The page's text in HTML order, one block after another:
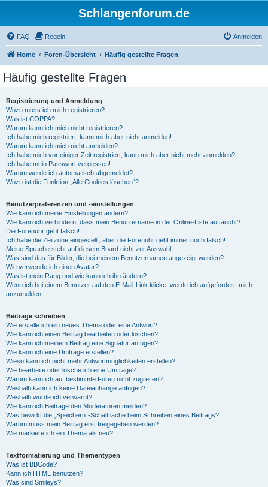
Schlangenforum.de
FAQ Regeln Anmelden
Home Foren-Übersicht Häufig gestellte Fragen
Häufig gestellte Fragen
Registrierung und Anmeldung
Wozu muss ich mich registrieren?
Was ist COPPA?
Warum kann ich mich nicht registrieren?
Ich habe mich registriert, kann mich aber nicht anmelden!
Warum kann ich mich nicht anmelden?
Ich habe mich vor einiger Zeit registriert, kann mich aber nicht mehr anmelden?!
Ich habe mein Passwort vergessen!
Warum werde ich automatisch abgemeldet?
Wozu ist die Funktion „Alle Cookies löschen“?
Benutzerpräferenzen und -einstellungen
Wie kann ich meine Einstellungen ändern?
Wie kann ich verhindern, dass mein Benutzername in der Online-Liste auftaucht?
Die Forenuhr geht falsch!
Ich habe die Zeitzone eingestellt, aber die Forenuhr geht immer noch falsch!
Meine Sprache steht auf diesem Board nicht zur Auswahl!
Was sind das für Bilder, die bei meinem Benutzernamen angezeigt werden?
Wie verwende ich einen Avatar?
Was ist mein Rang und wie kann ich ihn ändern?
Wenn ich bei einem Benutzer auf den E-Mail-Link klicke, werde ich aufgefordert, mich
anzumelden.
Beiträge schreiben
Wie erstelle ich ein neues Thema oder eine Antwort?
Wie kann ich einen Beitrag bearbeiten oder löschen?
Wie kann ich meinem Beitrag eine Signatur anfügen?
Wie kann ich eine Umfrage erstellen?
Wieso kann ich nicht mehr Antwortmöglichkeiten erstellen?
Wie bearbeite oder lösche ich eine Umfrage?
Warum kann ich auf bestimmte Foren nicht zugreifen?
Weshalb kann ich keine Dateianhänge anfügen?
Weshalb wurde ich verwarnt?
Wie kann ich Beiträge den Moderatoren melden?
Was bewirkt die „Speichern“-Schaltfläche beim Schreiben eines Beitrags?
Warum muss mein Beitrag erst freigegeben werden?
Wie markiere ich ein Thema als neu?
Textformatierung und Thementypen
Was ist BBCode?
Kann ich HTML benutzen?
Was sind Smileys?